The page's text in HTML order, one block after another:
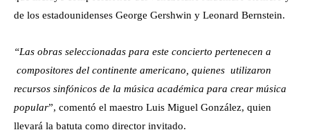
de los estadounidenses George Gershwin y Leonard Bernstein.
“Las obras seleccionadas para este concierto pertenecen a
compositores del continente americano, quienes utilizaron
recursos sinfónicos de la música académica para crear música
popular”, comentó el maestro Luis Miguel González, quien
llevará la batuta como director invitado.